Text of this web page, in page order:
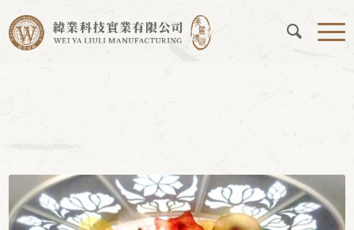
4- 48
您現在的位置： 首頁 / 工程實例 / 4- 48